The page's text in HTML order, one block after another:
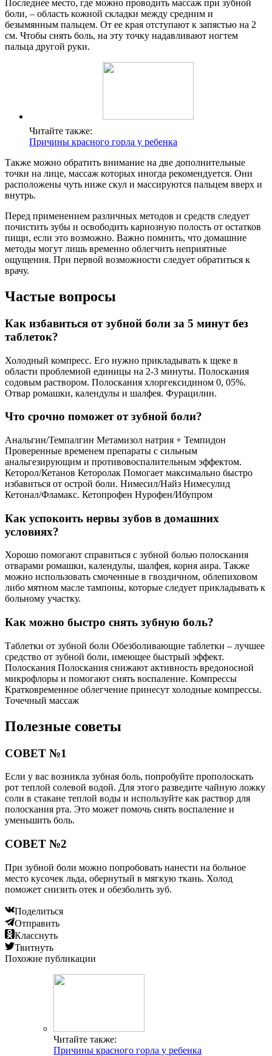
Последнее место, где можно проводить массаж при зубной
боли, – область кожной складки между средним и
безымянным пальцем. От ее края отступают к запястью на 2
см. Чтобы снять боль, на эту точку надавливают ногтем
пальца другой руки.
Читайте также:
Причины красного горла у ребенка
Также можно обратить внимание на две дополнительные
точки на лице, массаж которых иногда рекомендуется. Они
расположены чуть ниже скул и массируются пальцем вверх и
внутрь.
Перед применением различных методов и средств следует
почистить зубы и освободить кариозную полость от остатков
пищи, если это возможно. Важно помнить, что домашние
методы могут лишь временно облегчить неприятные
ощущения. При первой возможности следует обратиться к
врачу.
Частые вопросы
Как избавиться от зубной боли за 5 минут без
таблеток?
Холодный компресс. Его нужно прикладывать к щеке в
области проблемной единицы на 2-3 минуты. Полоскания
содовым раствором. Полоскания хлоргексидином 0, 05%.
Отвар ромашки, календулы и шалфея. Фурацилин.
Что срочно поможет от зубной боли?
Анальгин/Темпалгин Метамизол натрия + Темпидон
Проверенные временем препараты с сильным
анальгезирующим и противовоспалительным эффектом.
Кеторол/Кетанов Кеторолак Помогает максимально быстро
избавиться от острой боли. Нимесил/Найз Нимесулид
Кетонал/Фламакс. Кетопрофен Нурофен/Ибупром
Как успокоить нервы зубов в домашних
условиях?
Хорошо помогают справиться с зубной болью полоскания
отварами ромашки, календулы, шалфея, корня аира. Также
можно использовать смоченные в гвоздичном, облепиховом
либо мятном масле тампоны, которые следует прикладывать к
больному участку.
Как можно быстро снять зубную боль?
Таблетки от зубной боли Обезболивающие таблетки – лучшее
средство от зубной боли, имеющее быстрый эффект.
Полоскания Полоскания снижают активность вредоносной
микрофлоры и помогают снять воспаление. Компрессы
Кратковременное облегчение принесут холодные компрессы.
Точечный массаж
Полезные советы
СОВЕТ №1
Если у вас возникла зубная боль, попробуйте прополоскать
рот теплой солевой водой. Для этого разведите чайную ложку
соли в стакане теплой воды и используйте как раствор для
полоскания рта. Это может помочь снять воспаление и
уменьшить боль.
СОВЕТ №2
При зубной боли можно попробовать нанести на больное
место кусочек льда, обернутый в мягкую ткань. Холод
поможет снизить отек и обезболить зуб.
Поделиться
Отправить
Класснуть
Твитнуть
Похожие публикации
Читайте также:
Причины красного горла у ребенка